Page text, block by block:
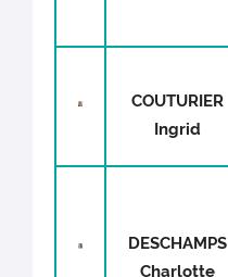
COUTURIER
Ingrid
DESCHAMPS
Charlotte